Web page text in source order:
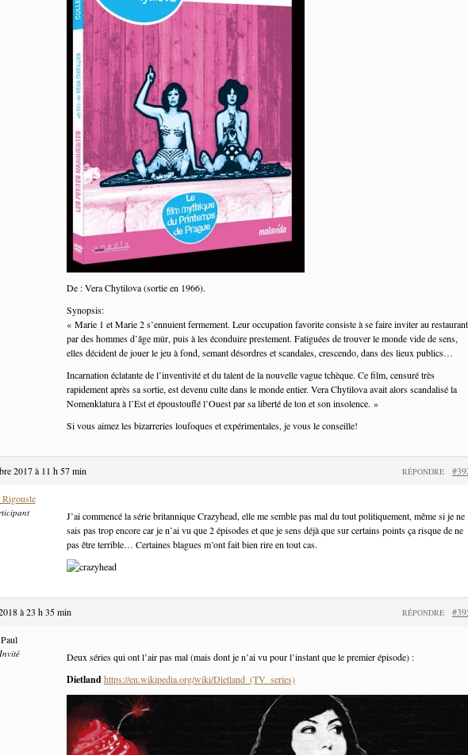
De : Vera Chytilova (sortie en 1966).
Synopsis:
« Marie 1 et Marie 2 s’ennuient fermement. Leur occupation favorite consiste à se faire inviter au restaurant
par des hommes d’âge mûr, puis à les éconduire prestement. Fatiguées de trouver le monde vide de sens,
elles décident de jouer le jeu à fond, semant désordres et scandales, crescendo, dans des lieux publics…
Incarnation éclatante de l’inventivité et du talent de la nouvelle vague tchèque. Ce film, censuré très
rapidement après sa sortie, est devenu culte dans le monde entier. Vera Chytilova avait alors scandalisé la
Nomenklatura à l’Est et époustouflé l’Ouest par sa liberté de ton et son insolence. »
Si vous aimez les bizarreries loufoques et expérimentales, je vous le conseille!
2017 à 11 h 57 min RÉPONDRE
Rigouste
J’ai commencé la série britannique Crazyhead, elle me semble pas mal du tout politiquement, même si je ne
sais pas trop encore car je n’ai vu que 2 épisodes et que je sens déjà que sur certains points ça risque de ne
pas être terrible… Certaines blagues m’ont fait bien rire en tout cas.
à 23 h 35 min RÉPONDRE
Paul
Invité Deux séries qui ont l’air pas mal (mais dont je n’ai vu pour l’instant que le premier épisode) :
Dietlandhttps://en.wikipedia.org/wiki/Dietland_(TV_series)